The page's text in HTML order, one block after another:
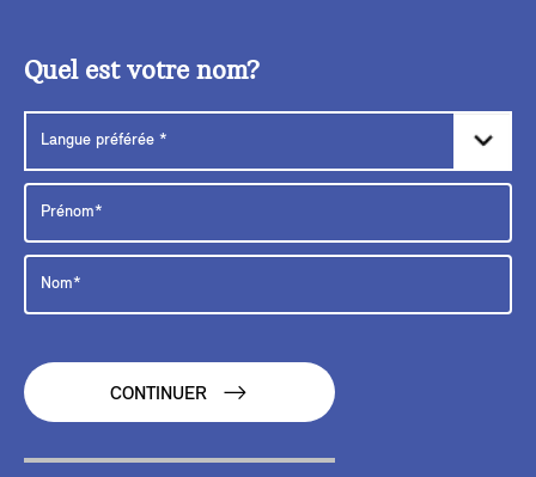
Quel est votre nom?
CONTINUER